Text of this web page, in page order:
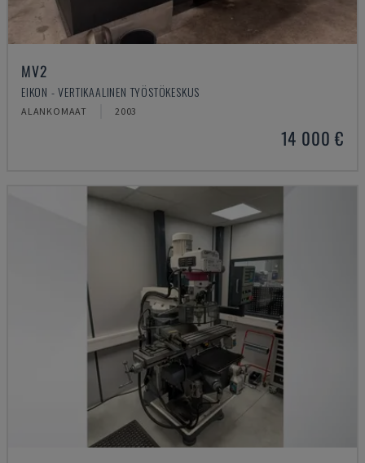
MV2
EIKON - VERTIKAALINEN TYÖSTÖKESKUS
ALANKOMAAT 2003
14 000 €